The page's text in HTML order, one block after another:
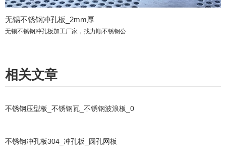
无锡不锈钢冲孔板_2mm厚
无锡不锈钢冲孔板加工厂家，找力顺不锈钢公
相关文章
不锈钢压型板_不锈钢瓦_不锈钢波浪板_0
不锈钢冲孔板304_冲孔板_圆孔网板